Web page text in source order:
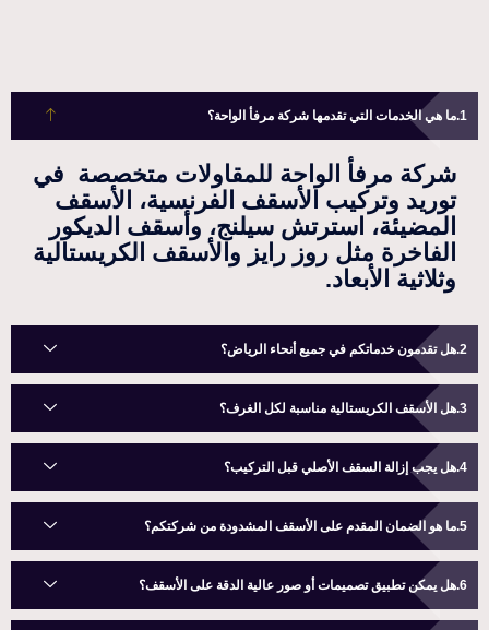
ما هي الخدمات التي تقدمها شركة مرفأ الواحة؟
شركة مرفأ الواحة للمقاولات متخصصة في
توريد وتركيب الأسقف الفرنسية، الأسقف
المضيئة، استرتش سيلنج، وأسقف الديكور
الفاخرة مثل روز رايز والأسقف الكريستالية
وثلاثية الأبعاد.
هل تقدمون خدماتكم في جميع أنحاء الرياض؟
هل الأسقف الكريستالية مناسبة لكل الغرف؟
هل يجب إزالة السقف الأصلي قبل التركيب؟
ما هو الضمان المقدم على الأسقف المشدودة من شركتكم؟
هل يمكن تطبيق تصميمات أو صور عالية الدقة على الأسقف؟